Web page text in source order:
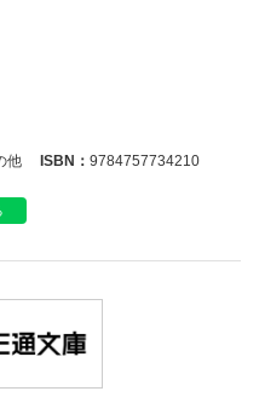
他 ISBN： 9784757734210